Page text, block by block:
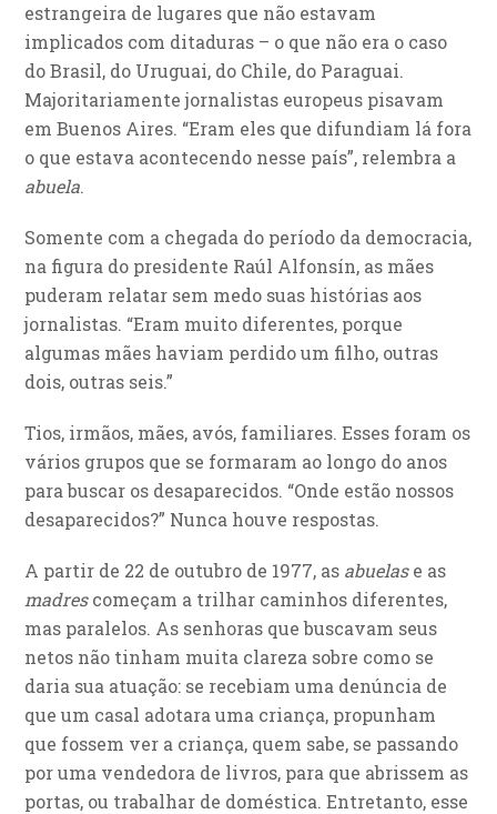
estrangeira de lugares que não estavam
implicados com ditaduras – o que não era o caso
do Brasil, do Uruguai, do Chile, do Paraguai.
Majoritariamente jornalistas europeus pisavam
em Buenos Aires. “Eram eles que difundiam lá fora
o que estava acontecendo nesse país”, relembra a
abuela.
Somente com a chegada do período da democracia,
na figura do presidente Raúl Alfonsín, as mães
puderam relatar sem medo suas histórias aos
jornalistas. “Eram muito diferentes, porque
algumas mães haviam perdido um filho, outras
dois, outras seis.”
Tios, irmãos, mães, avós, familiares. Esses foram os
vários grupos que se formaram ao longo do anos
para buscar os desaparecidos. “Onde estão nossos
desaparecidos?” Nunca houve respostas.
A partir de 22 de outubro de 1977, as abuelase as
madrescomeçam a trilhar caminhos diferentes,
mas paralelos. As senhoras que buscavam seus
netos não tinham muita clareza sobre como se
daria sua atuação: se recebiam uma denúncia de
que um casal adotara uma criança, propunham
que fossem ver a criança, quem sabe, se passando
por uma vendedora de livros, para que abrissem as
portas, ou trabalhar de doméstica. Entretanto, esse